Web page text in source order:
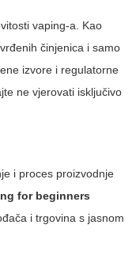
vaping-a. Kao
činjenica i samo
izvore i regulatorne
ne vjerovati isključivo
i proces proizvodnje
for beginners
i trgovina s jasnom